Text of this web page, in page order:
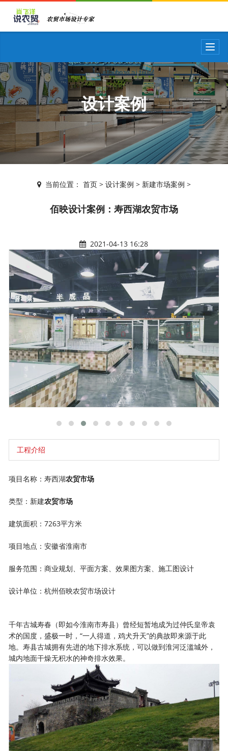
T
o
g
g
l
e
n
a
v
i
g
a
设计案例
当前位置： 首页> 设计案例 > 新建市场案例 >
佰映设计案例：寿西湖农贸市场
2021-04-13 16:28
工程介绍
项目名称：寿西湖农贸市场
类型：新建农贸市场
建筑面积：7263平方米
项目地点：安徽省淮南市
服务范围：商业规划、平面方案、效果图方案、施工图设计
设计单位：杭州佰映农贸市场设计
千年古城寿春（即如今淮南市寿县）曾经短暂地成为过仲氏皇帝袁
术的国度，盛极一时，“一人得道，鸡犬升天”的典故即来源于此
地。寿县古城拥有先进的地下排水系统，可以做到淮河泛滥城外，
城内地面干燥无积水的神奇排水效果。